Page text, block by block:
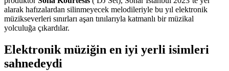
alarak hafızalardan silinmeyecek melodileriyle bu yıl elektronik
müzikseverleri sınırları aşan tınılarıyla katmanlı bir müzikal
yolculuğa çıkardılar.
Elektronik müziğin en iyi yerli isimleri
sahnedeydi